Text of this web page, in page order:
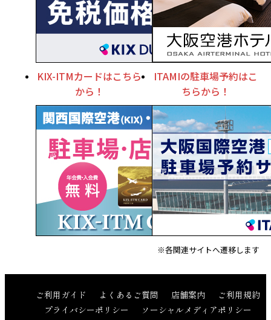
KIX-ITMカードはこちら
から！
ITAMIの駐車場予約はこ
ちらから！
※各関連サイトへ遷移します
ご利用ガイド よくあるご質問 店舗案内
ご利用規約
プライバシーポリシー
ソーシャルメディアポリシー